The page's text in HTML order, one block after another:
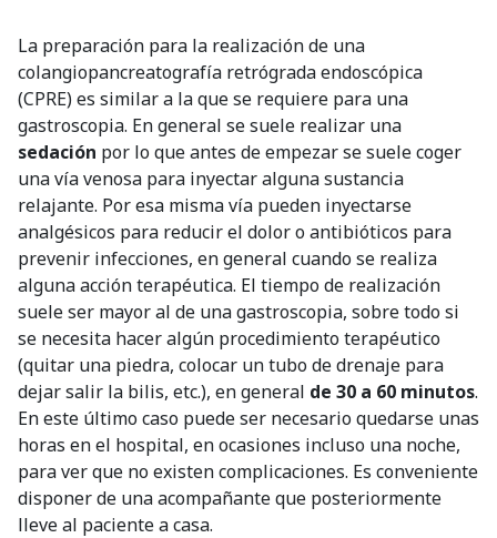
La preparación para la realización de una
colangiopancreatografía retrógrada endoscópica
(CPRE) es similar a la que se requiere para una
gastroscopia. En general se suele realizar una
sedación por lo que antes de empezar se suele coger
una vía venosa para inyectar alguna sustancia
relajante. Por esa misma vía pueden inyectarse
analgésicos para reducir el dolor o antibióticos para
prevenir infecciones, en general cuando se realiza
alguna acción terapéutica. El tiempo de realización
suele ser mayor al de una gastroscopia, sobre todo si
se necesita hacer algún procedimiento terapéutico
(quitar una piedra, colocar un tubo de drenaje para
dejar salir la bilis, etc.), en general de 30 a 60 minutos.
En este último caso puede ser necesario quedarse unas
horas en el hospital, en ocasiones incluso una noche,
para ver que no existen complicaciones. Es conveniente
disponer de una acompañante que posteriormente
lleve al paciente a casa.